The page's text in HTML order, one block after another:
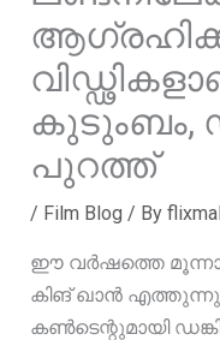
കുടുംബം,
പുറത്ത്
/ Film Blog / By
ഈ വർഷത്തെ
കിങ് ഖാൻ എത്തുന്നു,
കൺടെന്റുമായി